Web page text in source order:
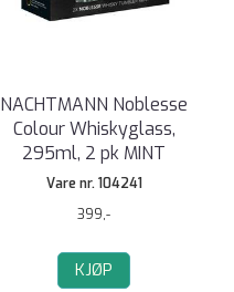
NACHTMANN Noblesse
Colour Whiskyglass,
295ml, 2 pk MINT
Vare nr. 104241
399,-
KJØP